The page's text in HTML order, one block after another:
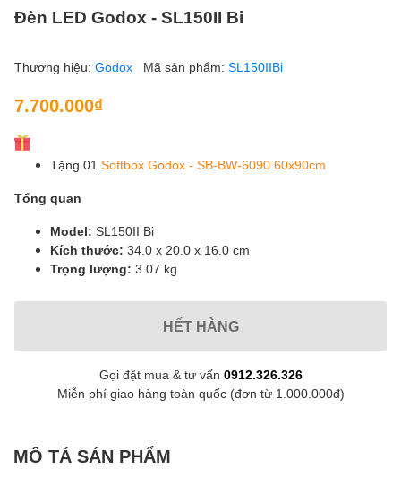
Đèn LED Godox - SL150II Bi
Thương hiệu: Godox Mã sản phẩm: SL150IIBi
7.700.000₫
Tặng 01 Softbox Godox - SB-BW-6090 60x90cm
Tổng quan
Model: SL150II Bi
Kích thước: 34.0 x 20.0 x 16.0 cm
Trọng lượng: 3.07 kg
HẾT HÀNG
Gọi đặt mua & tư vấn 0912.326.326
Miễn phí giao hàng toàn quốc (đơn từ 1.000.000đ)
MÔ TẢ SẢN PHẨM